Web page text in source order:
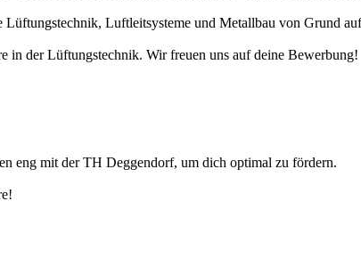
Luftleitsysteme und Metallbau von Grund
in der Lüftungstechnik. Wir freuen uns auf deine Bewerbung!
eng mit der TH Deggendorf, um dich optimal zu fördern.